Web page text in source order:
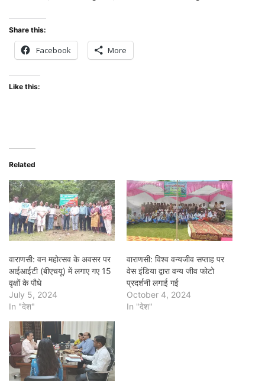
Share this:
Facebook More
Like this:
Related
वाराणसी: वन महोत्सव के अवसर पर
आईआईटी (बीएचयू) में लगाए गए 15
वृक्षों के पौधे
July 5, 2024
In "देश"
वाराणसी: विश्व वन्यजीव सप्ताह पर
वेस इंडिया द्वारा वन्य जीव फोटो
प्रदर्शनी लगाई गई
October 4, 2024
In "देश"